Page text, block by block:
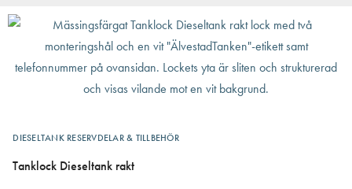
DIESELTANK RESERVDELAR & TILLBEHÖR
Tanklock Dieseltank rakt